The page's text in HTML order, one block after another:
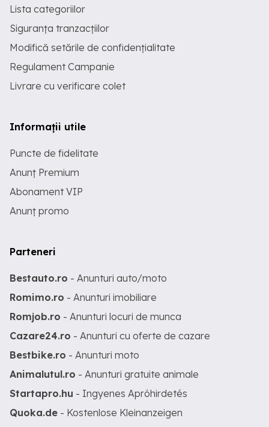
Lista categoriilor
Siguranța tranzacțiilor
Modifică setările de confidențialitate
Regulament Campanie
Livrare cu verificare colet
Informații utile
Puncte de fidelitate
Anunț Premium
Abonament VIP
Anunț promo
Parteneri
Bestauto.ro - Anunturi auto/moto
Romimo.ro - Anunturi imobiliare
Romjob.ro - Anunturi locuri de munca
Cazare24.ro - Anunturi cu oferte de cazare
Bestbike.ro - Anunturi moto
Animalutul.ro - Anunturi gratuite animale
Startapro.hu - Ingyenes Apróhirdetés
Quoka.de - Kostenlose Kleinanzeigen